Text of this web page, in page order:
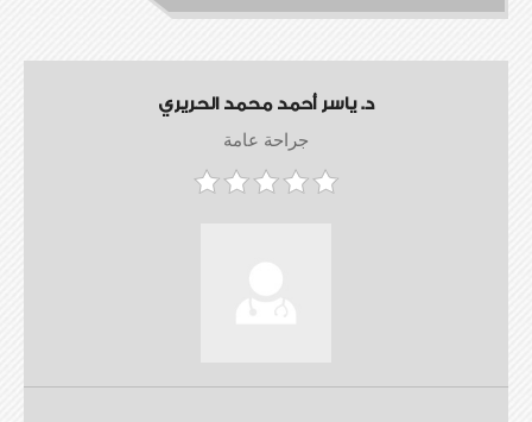
د. ياسر أحمد محمد الحريري
جراحة عامة